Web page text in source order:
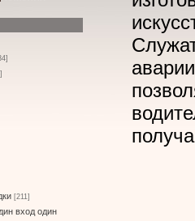
[211]
вход один